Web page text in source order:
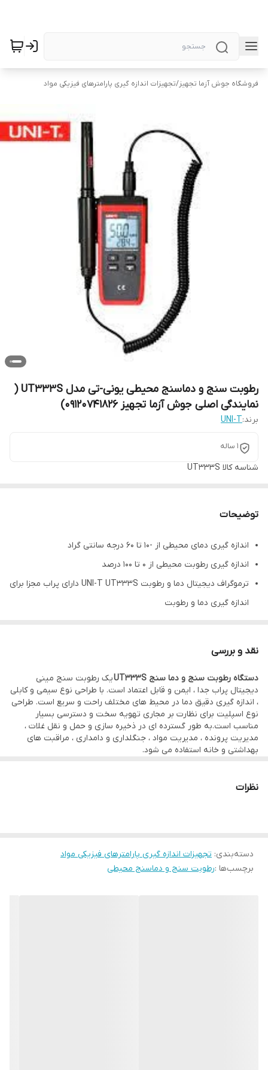
فروشگاه جوش آزما تجهیز/تجهیزات اندازه گیری پارامترهای فیزیکی مواد
رطوبت سنج و دماسنج محیطی یونی-تی مدل UT333S (
نمایندگی اصلی جوش آزما تجهیز 09120741826)
برند:UNI-T
1 ساله
شناسه کالا UT333S
توضیحات
اندازه گیری دمای محیطی از -10 تا 60 درجه سانتی گراد
اندازه گیری رطوبت محیطی از 0 تا 100 درصد
ترموگراف دیجیتال دما و رطوبت UNI-T UT333S دارای پراب مجزا برای
اندازه گیری دما و رطوبت
رزولوشن 0.1 درجه برای دما و 0.1 درصد برای رطوبت
دارای نمایشگر LCD با نور پس زمینه
دارای نشانگر اضافه بار
دارای دکمه های DATA HOLD و MAX/MIN
ترموگراف دیجیتال دما و رطوبت UNI-T UT333S با قابلیت انتخاب
واحد نمایش بین فارنهایت و سانتی گراد
قابلیت خاموشی خودکار
نقد و بررسی
دستگاه رطوبت سنج و دما سنج UT333S
یک رطوبت سنج مینی
دیجیتال پراب جدا ، ایمن و قابل اعتماد است. با طراحی نوع سیمی و کابلی
، اندازه گیری دقیق دما در محیط های مختلف راحت و سریع است. طراحی
نوع اسپلیت برای نظارت بر مجاری تهویه سخت و دسترسی بسیار
مناسب است.به طور گسترده ای در ذخیره سازی و حمل و نقل غلات ،
مدیریت پرونده ، مدیریت مواد ، جنگلداری و دامداری ، مراقبت های
بهداشتی و خانه استفاده می شود.
نظرات
دسته‌بندی: تجهیزات اندازه گیری پارامترهای فیزیکی مواد
برچسب‌ها :رطوبت سنج و دماسنج محیطی